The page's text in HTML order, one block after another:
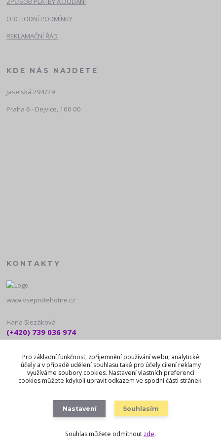
OBCHODNÍ PODMÍNKY
REKLAMAČNÍ ŘÁD
KDE NÁS NAJDETE
Jaselská 294/29
Praha 6 - Dejvice, 160 00
KONTAKTY
www.vseprotehotne.cz
Hana Slezáková
(+420) 739 036 974
10:00 - 18:00
noreply@vseprotehotne.cz
Vytvořeno na Eshop-rychle.cz
Pro základní funkčnost, zpříjemnění používání webu, analytické
účely a v případě udělení souhlasu také pro účely cílení reklamy
využíváme soubory cookies. Nastavení vlastních preferencí
cookies můžete kdykoli upravit odkazem ve spodní části stránek.
Nastavení Souhlasím
Souhlas můžete odmítnout zde.